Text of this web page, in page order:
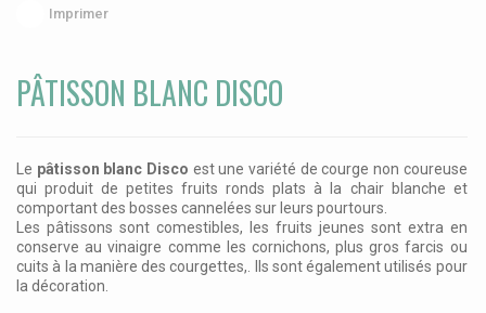
Imprimer
PÂTISSON BLANC DISCO
Le pâtisson blanc Disco est une variété de courge non coureuse
qui produit de petites fruits ronds plats à la chair blanche et
comportant des bosses cannelées sur leurs pourtours.
Les pâtissons sont comestibles, l es fruits jeunes sont extra en
conserve au vinaigre comme les cornichons, plus gros farcis ou
cuits à la manière des courgettes,. Il s sont également utilisés pour
la décoration.